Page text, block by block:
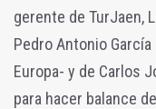
gerente de TurJaen,
Pedro Antonio
Europa- y de Carlos
para hacer balance